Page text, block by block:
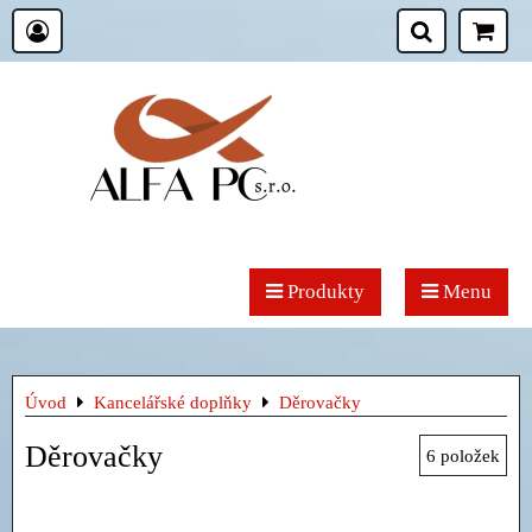
Produkty Menu
Úvod Kancelářské doplňky Děrovačky
Děrovačky 6 položek